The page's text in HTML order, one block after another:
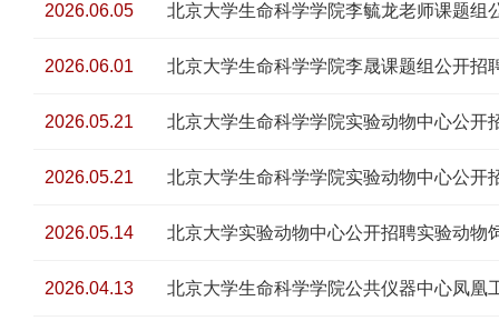
2026.06.05 北京大学生命科学学院李毓龙老师课题组
2026.06.01 北京大学生命科学学院李晟课题组公开招
2026.05.21 北京大学生命科学学院实验动物中心公开
2026.05.21 北京大学生命科学学院实验动物中心公开
2026.05.14 北京大学实验动物中心公开招聘实验动物
2026.04.13 北京大学生命科学学院公共仪器中心凤凰